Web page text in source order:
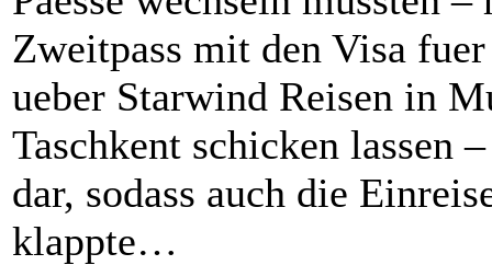
Zweitpass mit den Visa
ueber Starwind Reisen in
Taschkent schicken lassen
dar, sodass auch die
klappte…